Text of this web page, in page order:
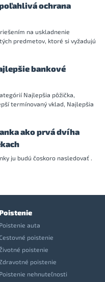
ochrana
na uskladnenie
predmetov, ktoré si vyžadujú
bankové
Najlepšia pôžička,
termínovaný vklad, Najlepšia
ako prvá dvíha
ju budú čoskoro nasledovať .
Poistenie auta
poistenie
poistenie
poistenie
Poistenie nehnuteľnosti